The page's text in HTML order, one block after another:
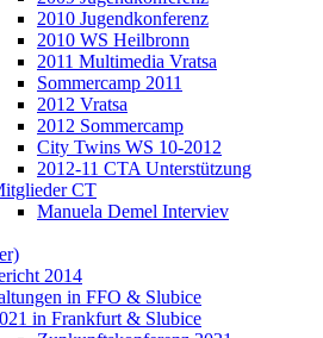
2010 Jugendkonferenz
2010 WS Heilbronn
2011 Multimedia Vratsa
Sommercamp 2011
2012 Vratsa
2012 Sommercamp
City Twins WS 10-2012
2012-11 CTA Unterstützung
CT
Manuela Demel Interviev
2014
in FFO & Slubice
in Frankfurt & Slubice